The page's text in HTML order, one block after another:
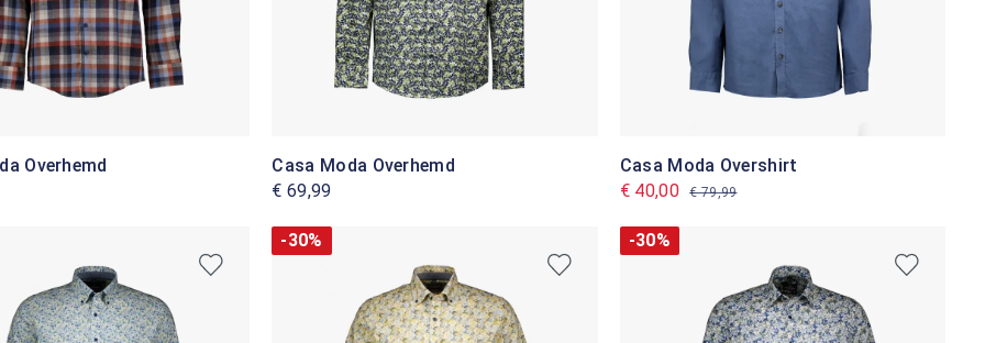
Overhemd
Casa Moda Overhemd
€ 69,99
Casa Moda Overshirt
€ 40,00
€ 79,99
-30% -30%